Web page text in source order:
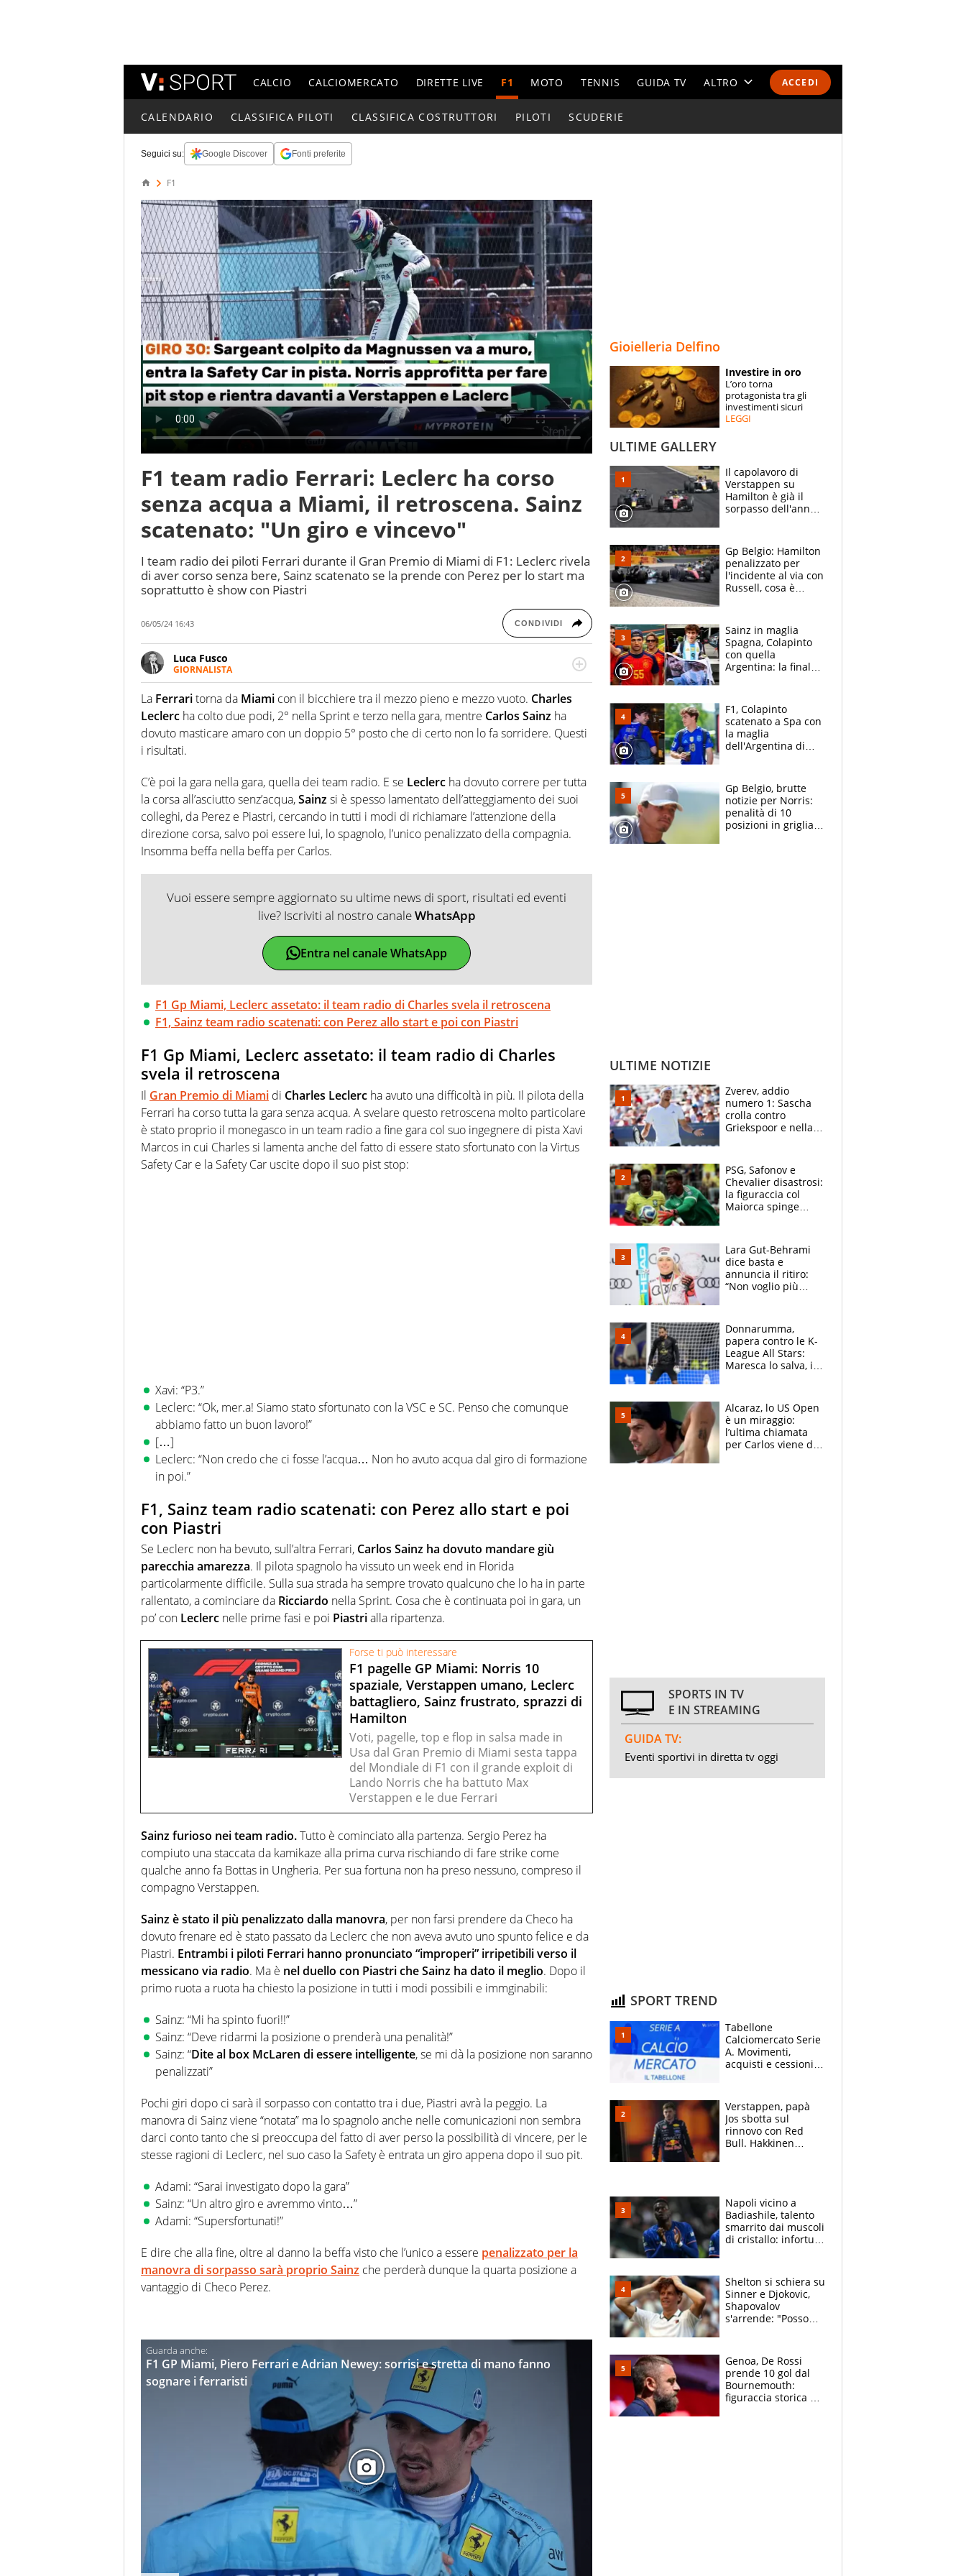
ACCEDI
CALCIO CALCIOMERCATO DIRETTE LIVE F1 MOTO TENNIS GUIDA TV ALTRO
ESPERTI
CONTATTI
CALENDARIO CLASSIFICA PILOTI CLASSIFICA COSTRUTTORI PILOTI SCUDERIE
Seguici su: Google Discover Fonti preferite
F1
F1 team radio Ferrari: Leclerc ha corso
senza acqua a Miami, il retroscena. Sainz
scatenato: "Un giro e vincevo"
I team radio dei piloti Ferrari durante il Gran Premio di Miami di F1: Leclerc rivela
di aver corso senza bere, Sainz scatenato se la prende con Perez per lo start ma
soprattutto è show con Piastri
06/05/24 16:43 CONDIVIDI
Luca Fusco
GIORNALISTA
Giornalista multimediale. Quando si accendono i motori, lui sgasa, impenna, derapa. E
spesso e volentieri finisce sul podio
La Ferraritorna da Miami con il bicchiere tra il mezzo pieno e mezzo vuoto. Charles
Leclerc ha colto due podi, 2° nella Sprint e terzo nella gara, mentre Carlos Sainz ha
dovuto masticare amaro con un doppio 5° posto che di certo non lo fa sorridere. Questi
i risultati.
C’è poi la gara nella gara, quella dei team radio. E se Leclerc ha dovuto correre per tutta
la corsa all’asciutto senz’acqua,Sainzsi è spesso lamentato dell’atteggiamento dei suoi
colleghi, da Perez e Piastri, cercando in tutti i modi di richiamare l’attenzione della
direzione corsa, salvo poi essere lui, lo spagnolo, l’unico penalizzato della compagnia.
Insomma beffa nella beffa per Carlos.
Vuoi essere sempre aggiornato su ultime news di sport, risultati ed eventi
live? Iscriviti al nostro canaleWhatsApp
Entra nel canale WhatsApp
F1 Gp Miami, Leclerc assetato: il team radio di Charles svela il retroscena
F1, Sainz team radio scatenati: con Perez allo start e poi con Piastri
F1 Gp Miami, Leclerc assetato: il team radio di Charles
svela il retroscena
Il Gran Premio di Miami di Charles Leclerc ha avuto una difficoltà in più. Il pilota della
Ferrari ha corso tutta la gara senza acqua. A svelare questo retroscena molto particolare
è stato proprio il monegasco in un team radio a fine gara col suo ingegnere di pista Xavi
Marcos in cui Charles si lamenta anche del fatto di essere stato sfortunato con la Virtus
Safety Car e la Safety Car uscite dopo il suo pist stop:
Xavi: “P3.”
Leclerc: “Ok, mer.a! Siamo stato sfortunato con la VSC e SC. Penso che comunque
abbiamo fatto un buon lavoro!”
[…]
Leclerc: “Non credo che ci fosse l’acqua… Non ho avuto acqua dal giro di formazione
in poi.”
F1, Sainz team radio scatenati: con Perez allo start e poi
con Piastri
Se Leclerc non ha bevuto, sull’altra Ferrari, Carlos Sainz ha dovuto mandare giù
parecchia amarezza. Il pilota spagnolo ha vissuto un week end in Florida
particolarmente difficile. Sulla sua strada ha sempre trovato qualcuno che lo ha in parte
rallentato, a cominciare da Ricciardo nella Sprint. Cosa che è continuata poi in gara, un
po’ con Leclerc nelle prime fasi e poi Piastrialla ripartenza.
Forse ti può interessare
F1 pagelle GP Miami: Norris 10
spaziale, Verstappen umano, Leclerc
battagliero, Sainz frustrato, sprazzi di
Hamilton
Voti, pagelle, top e flop in salsa made in
Usa dal Gran Premio di Miami sesta tappa
del Mondiale di F1 con il grande exploit di
Lando Norris che ha battuto Max
Verstappen e le due Ferrari
Sainz furioso nei team radio.Tutto è cominciato alla partenza. Sergio Perez ha
compiuto una staccata da kamikaze alla prima curva rischiando di fare strike come
qualche anno fa Bottas in Ungheria. Per sua fortuna non ha preso nessuno, compreso il
compagno Verstappen.
Sainz è stato il più penalizzato dalla manovra, per non farsi prendere da Checo ha
dovuto frenare ed è stato passato da Leclerc che non aveva avuto uno spunto felice e da
Piastri. Entrambi i piloti Ferrari hanno pronunciato “improperi” irripetibili verso il
messicano via radio. Ma è nel duello con Piastri che Sainz ha dato il meglio. Dopo il
primo ruota a ruota ha chiesto la posizione in tutti i modi possibili e immginabili:
Sainz: “Mi ha spinto fuori!!”
Sainz: “Deve ridarmi la posizione o prenderà una penalità!”
Sainz: “Dite al box McLaren di essere intelligente, se mi dà la posizione non saranno
penalizzati”
Pochi giri dopo ci sarà il sorpasso con contatto tra i due, Piastri avrà la peggio. La
manovra di Sainz viene “notata” ma lo spagnolo anche nelle comunicazioni non sembra
darci conto tanto che si preoccupa del fatto di aver perso la possibilità di vincere, per le
stesse ragioni di Leclerc, nel suo caso la Safety è entrata un giro appena dopo il suo pit.
Adami: “Sarai investigato dopo la gara”
Sainz: “Un altro giro e avremmo vinto…”
Adami: “Supersfortunati!”
E dire che alla fine, oltre al danno la beffa visto che l’unico a essere penalizzato per la
manovra di sorpasso sarà proprio Sainz che perderà dunque la quarta posizione a
vantaggio di Checo Perez.
F1 GP Miami, Piero Ferrari e Adrian Newey: sorrisi e stretta di mano fanno
sognare i ferraristi
Gioielleria Delfino
Investire in oro
L’oro torna
protagonista tra gli
investimenti sicuri
LEGGI
ULTIME GALLERY
Il capolavoro di
Verstappen su
Hamilton è già il
sorpasso dell'anno:
2021
Gp Belgio: Hamilton
penalizzato per
l'incidente al via con
Russell, cosa è
Sainz in maglia
Spagna, Colapinto
con quella
Argentina: la finale
vede l'ora
F1, Colapinto
scatenato a Spa con
la maglia
dell'Argentina di
le parolacce"
Gp Belgio, brutte
notizie per Norris:
penalità di 10
posizioni in griglia,
ULTIME NOTIZIE
Zverev, addio
numero 1: Sascha
crolla contro
Griekspoor e nella
terzo. Quanti malori
a Montreal
PSG, Safonov e
Chevalier disastrosi:
la figuraccia col
Maiorca spinge
rischio beffa
Lara Gut-Behrami
dice basta e
annuncia il ritiro:
“Non voglio più
Brignone
Donnarumma,
papera contro le K-
League All Stars:
Maresca lo salva, i
Alcaraz, lo US Open
è un miraggio:
l’ultima chiamata
per Carlos viene da
SPORTS IN TV
E IN STREAMING
GUIDA TV:
Eventi sportivi in diretta tv oggi
SPORT TREND
Tabellone
Calciomercato Serie
A. Movimenti,
acquisti e cessioni:
Verstappen, papà
Jos sbotta sul
rinnovo con Red
Bull. Hakkinen
Napoli vicino a
Badiashile, talento
smarrito dai muscoli
di cristallo: infortuni
Shelton si schiera su
Sinner e Djokovic,
Shapovalov
s'arrende: "Posso
Genoa, De Rossi
prende 10 gol dal
Bournemouth:
figuraccia storica ed